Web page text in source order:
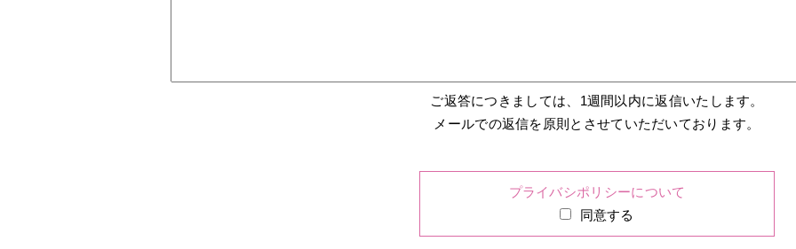
ご返答につきましては、1週間以内に返信いたします。
メールでの返信を原則とさせていただいております。
プライバシポリシーについて
同意する